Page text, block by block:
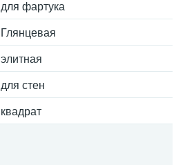
для фартука
Глянцевая
элитная
для стен
квадрат